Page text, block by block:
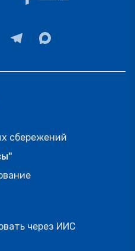
сбережений
через ИИС